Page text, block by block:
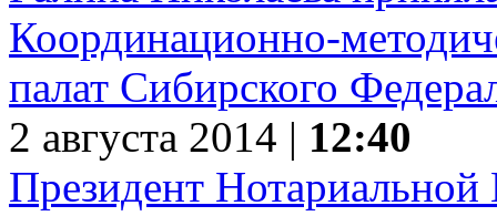
2 августа 2014 | 12:40
Президент